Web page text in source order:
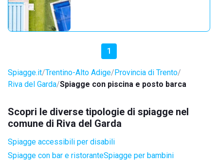
1
Spiagge.it Trentino-Alto Adige Provincia di Trento
Riva del Garda Spiagge con piscina e posto barca
Scopri le diverse tipologie di spiagge nel
comune di Riva del Garda
Spiagge accessibili per disabili
Spiagge con bar e ristoranteSpiagge per bambini